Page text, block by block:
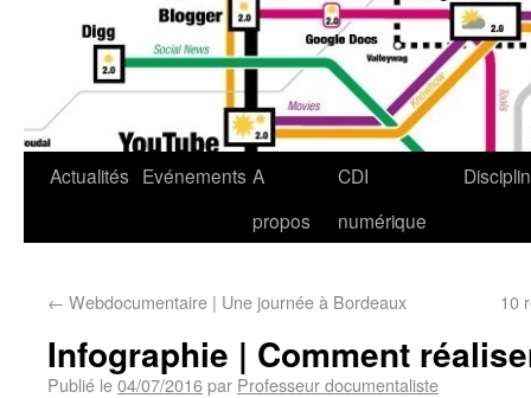
Actualités Evénements A
propos
CDI
numérique
← Webdocumentaire | Une journée à Bordeaux 10
Infographie | Comment
Publié le04/07/2016par Professeur documentaliste